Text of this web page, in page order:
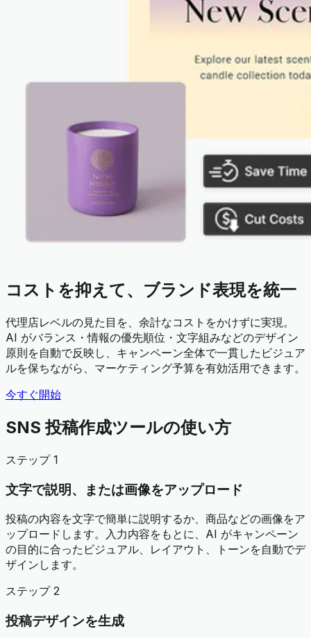
コストを抑えて、ブランド表現を統一
代理店レベルの見た目を、余計なコストをかけずに実現。
AI がバランス・情報の優先順位・文字組みなどのデザイン
原則を自動で反映し、キャンペーン全体で一貫したビジュア
ルを保ちながら、マーケティング予算を有効活用できます。
今すぐ開始
SNS 投稿作成ツールの使い方
ステップ 1
文字で説明、または画像をアップロード
投稿の内容を文字で簡単に説明するか、商品などの画像をア
ップロードします。入力内容をもとに、AI がキャンペーン
の目的に合ったビジュアル、レイアウト、トーンを自動でデ
ザインします。
ステップ 2
投稿デザインを生成